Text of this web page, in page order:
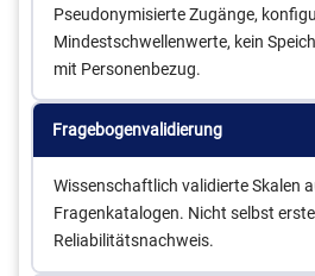
Pseudonymisierte Zugänge,
Mindestschwellenwerte, kein
mit Personenbezug.
Fragebogenvalidierung
Wissenschaftlich validierte Skalen
Fragenkatalogen. Nicht selbst
Reliabilitätsnachweis.